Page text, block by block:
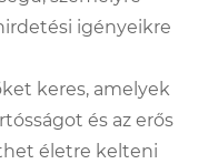
igényeikre
keres, amelyek
és az erős
életre kelteni